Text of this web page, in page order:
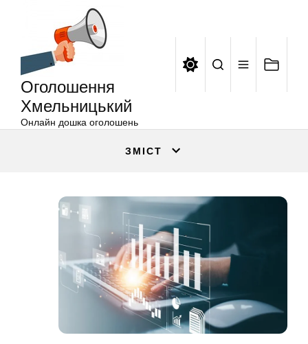
Оголошення
Хмельницький
Онлайн дошка оголошень
ЗМІСТ